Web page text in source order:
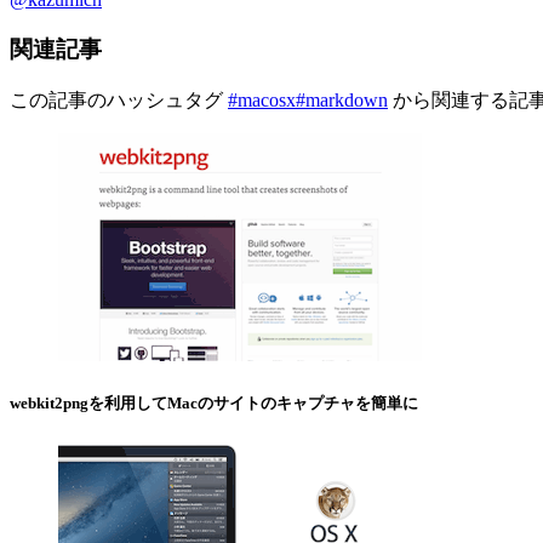
関連記事
この記事のハッシュタグ #macosx#markdown から関連する記
webkit2pngを利用してMacのサイトのキャプチャを簡単に